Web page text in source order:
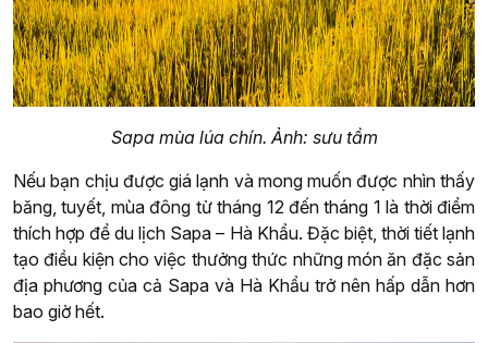
Sapa mùa lúa chín. Ảnh: sưu tầm
Nếu bạn chịu được giá lạnh và mong muốn được nhìn thấy
băng, tuyết, mùa đông từ tháng 12 đến tháng 1 là thời điểm
thích hợp để du lịch Sapa – Hà Khẩu. Đặc biệt, thời tiết lạnh
tạo điều kiện cho việc thưởng thức những món ăn đặc sản
địa phương của cả Sapa và Hà Khẩu trở nên hấp dẫn hơn
bao giờ hết.